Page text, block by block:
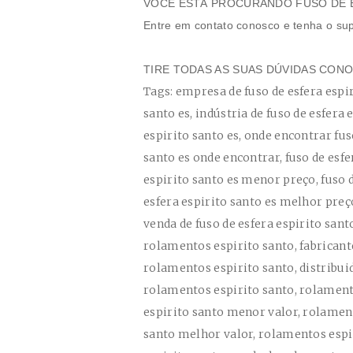
VOCÊ ESTÁ PROCURANDO FUSO DE
Entre em contato conosco e tenha o
TIRE TODAS AS SUAS DÚVIDAS
Tags: empresa de fuso de esfera espirito santo es, fabricante de fuso de esfera espirito santo es, indústria de fuso de esfera espirito santo es, distribuidor de fuso de esfera espirito santo es, onde encontrar fuso de esfera espirito santo es, fuso de esfera espirito santo es onde encontrar, fuso de esfera espirito santo es menor valor, fuso de esfera espirito santo es menor preço, fuso de esfera espirito santo es melhor valor, fuso de esfera espirito santo es melhor preço, onde comprar fuso de esfera espirito santo es, venda de fuso de esfera espirito santo es, fuso de esfera espirito santo es, empresa de rolamentos espirito santo, fabricante de rolamentos espirito santo, indústria de rolamentos espirito santo, distribuidor de rolamentos espirito santo, onde encontrar rolamentos espirito santo, rolamentos espirito santo onde encontrar, rolamentos espirito santo menor valor, rolamentos espirito santo menor preço, rolamentos espirito santo melhor valor, rolamentos espirito santo melhor preço, onde comprar rolamentos espirito santo, venda de rolamentos espirito santo, rolamentos espirito santo, fusos de esferas hiwin Serra, fusos esferas Serra, fuso de esfera espirito santo cidade Serra, fusos esferico hiwin Serra, fusos de esferas hiwin Vila Velha, fusos esferas Vila Velha, fuso de esfera espirito santo cidade Vila Velha, fusos esferico hiwin Vila Velha, fusos de esferas hiwin Cariacica, fusos esferas Cariacica, fuso de esfera espirito santo cidade Cariacica, fusos esferico hiwin Cariacica, fusos de esferas hiwin Vitória, fusos esferas Vitória, fuso de esfera espirito santo cidade Vitória, fusos esferico hiwin Vitória, fusos de esferas hiwin Cachoeiro de Itapemirim, fusos esferas Cachoeiro de Itapemirim, fuso de esfera espirito santo cidade Cachoeiro de Itapemirim, fusos esferico hiwin Cachoeiro de Itapemirim, fusos de esferas hiwin Linhares, fusos esferas Linhares, fuso de esfera espirito santo cidade Linhares, fusos esferico hiwin Linhares, fusos de esferas hiwin São Mateus, fusos esferas São Mateus, fuso de esfera espirito santo cidade São Mateus, fusos esferico hiwin São Mateus, fusos de esferas hiwin Guarapari, fusos esferas Guarapari, fuso de esfera espirito santo cidade Guarapari, fusos esferico hiwin Guarapari, fusos de esferas hiwin Colatina, fusos esferas Colatina, fuso de esfera espirito santo cidade Colatina, fusos esferico hiwin Colatina, fusos de esferas hiwin Aracruz, fusos esferas Aracruz, fuso de esfera espirito santo cidade Aracruz, fusos esferico hiwin Aracruz, fusos de esferas hiwin Viana, fusos esferas Viana, fuso de esfera espirito santo cidade Viana, fusos esferico hiwin Viana, fusos de esferas hiwin Nova Venécia, fusos esferas Nova Venécia, fuso de esfera espirito santo cidade Nova Venécia, fusos esferico hiwin Nova Venécia, fusos de esferas hiwin Barra de São Francisco, fusos esferas Barra de São Francisco, fuso de esfera espirito santo cidade Barra de São Francisco, fusos esferico hiwin Barra de São Francisco, fusos de esferas hiwin Santa Maria de Jetibá, fusos esferas Santa Maria de Jetibá, fuso de esfera espirito santo cidade Santa Maria de Jetibá, fusos esferico hiwin Santa Maria de Jetibá, fusos de esferas hiwin Marataízes, fusos esferas Marataízes, fuso de esfera espirito santo cidade Marataízes, fusos esferico hiwin Marataízes, fusos de esferas hiwin São Gabriel da Palha, fusos esferas São Gabriel da Palha, fuso de esfera espirito santo cidade São Gabriel da Palha, fusos esferico hiwin São Gabriel da Palha, fusos de esferas hiwin Castelo, fusos esferas Castelo, fuso de esfera espirito santo cidade Castelo, fusos esferico hiwin Castelo, fusos de esferas hiwin Itapemirim, fusos esferas Itapemirim, fuso de esfera espirito santo cidade Itapemirim, fusos esferico hiwin Itapemirim, fusos de esferas hiwin Domingos Martins, fusos esferas Domingos Martins, fuso de esfera espirito santo cidade Domingos Martins, fusos esferico hiwin Domingos Martins, fusos de esferas hiwin Conceição da Barra, fusos esferas Conceição da Barra, fuso de esfera espirito santo cidade Conceição da Barra, fusos esferico hiwin Conceição da Barra, fusos de esferas hiwin Baixo Guandu, fusos esferas Baixo Guandu, fuso de esfera